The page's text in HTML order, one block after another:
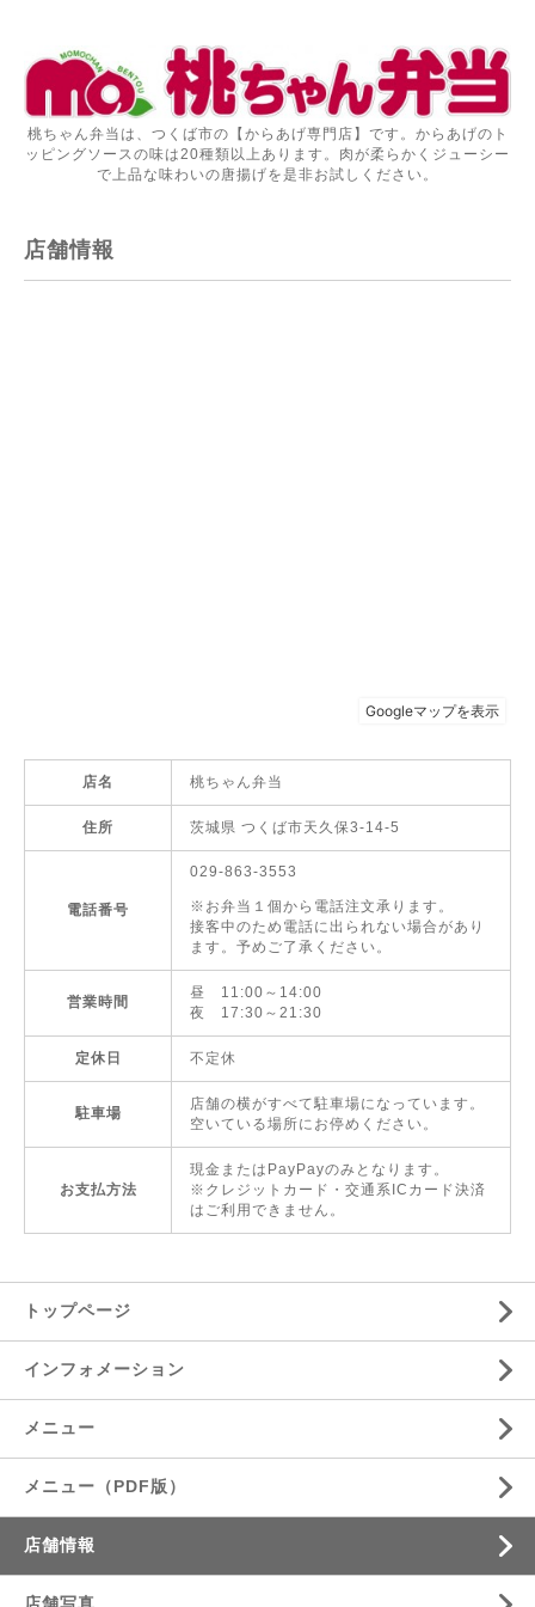
桃ちゃん弁当は、つくば市の【からあげ専門店】です。からあげのト
ッピングソースの味は20種類以上あります。肉が柔らかくジューシー
で上品な味わいの唐揚げを是非お試しください。
店舗情報
店名 桃ちゃん弁当
住所 茨城県 つくば市天久保3-14-5
電話番号
029-863-3553
※お弁当１個から電話注文承ります。
接客中のため電話に出られない場合があり
ます。予めご了承ください。
営業時間
昼 11:00～14:00
夜 17:30～21:30
定休日 不定休
駐車場
店舗の横がすべて駐車場になっています。
空いている場所にお停めください。
お支払方法
現金またはPayPayのみとなります。
※クレジットカード・交通系ICカード決済
はご利用できません。
トップページ
インフォメーション
メニュー
メニュー（PDF版）
店舗情報